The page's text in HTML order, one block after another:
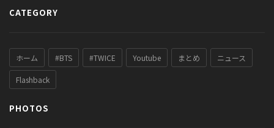
CATEGORY
ホーム #BTS #TWICE Youtube まとめ ニュース
Flashback
PHOTOS